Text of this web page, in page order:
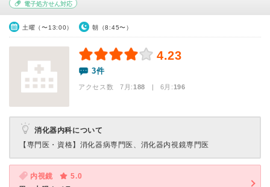
電子処方せん対応
土曜（〜13:00） 朝（8:45〜）
4.23
3件
アクセス数 7月:188 | 6月:196
消化器内科について
【専門医・資格】 消化器病専門医、消化器内視鏡専門医
内視鏡
5.0